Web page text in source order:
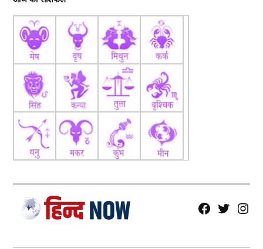
fb Tw tw